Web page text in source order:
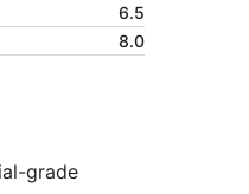
6.5
8.0
grade